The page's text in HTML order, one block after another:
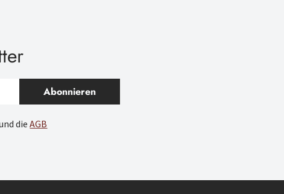
Abonnieren
dieAGB